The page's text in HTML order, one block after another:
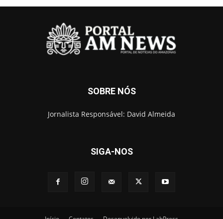
SOBRE NÓS
Jornalista Responsável: David Almeida
SIGA-NOS